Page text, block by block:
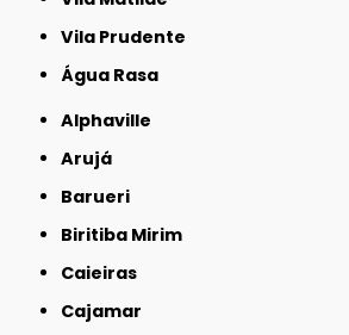
Vila Prudente
Água Rasa
Alphaville
Arujá
Barueri
Biritiba Mirim
Caieiras
Cajamar